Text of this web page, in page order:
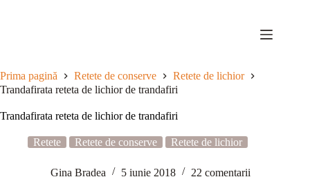
Prima pagină Retete de conserve
Retete de lichior
Trandafirata reteta de lichior de trandafiri
Trandafirata reteta de lichior de trandafiri
Retete Retete de conserve Retete de lichior
Gina Bradea 5 iunie 2018 22 comentarii